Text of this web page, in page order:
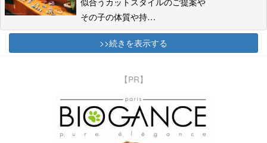
その子の体質や持…
>>続きを表示する
【PR】